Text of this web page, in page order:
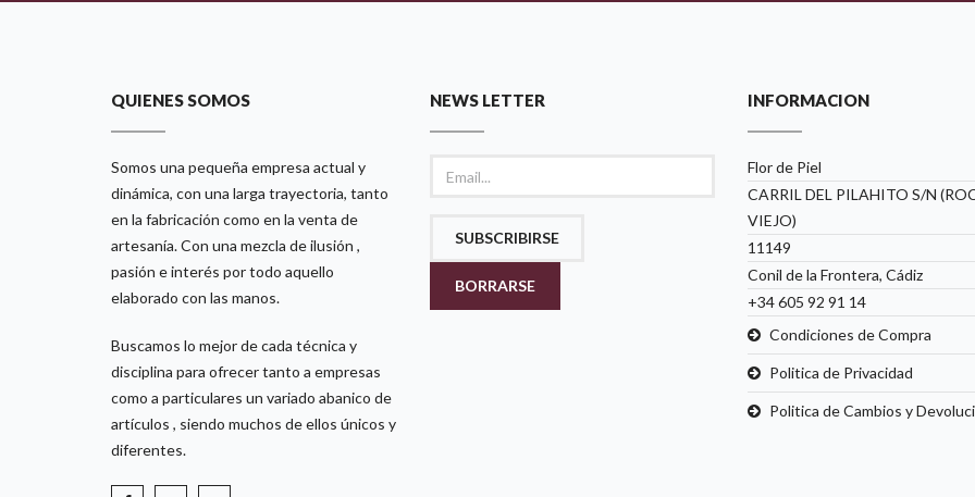
QUIENES SOMOS
Somos una pequeña empresa actual y
dinámica, con una larga trayectoria, tanto
en la fabricación como en la venta de
artesanía. Con una mezcla de ilusión ,
pasión e interés por todo aquello
elaborado con las manos.
Buscamos lo mejor de cada técnica y
disciplina para ofrecer tanto a empresas
como a particulares un variado abanico de
artículos , siendo muchos de ellos únicos y
diferentes.
NEWS LETTER
SUBSCRIBIRSE
BORRARSE
INFORMACION
Flor de Piel
CARRIL DEL PILAHITO S/N
VIEJO)
11149
Conil de la Frontera, Cádiz
+34 605 92 91 14
Condiciones de Compra
Politica de Privacidad
Politica de Cambios y